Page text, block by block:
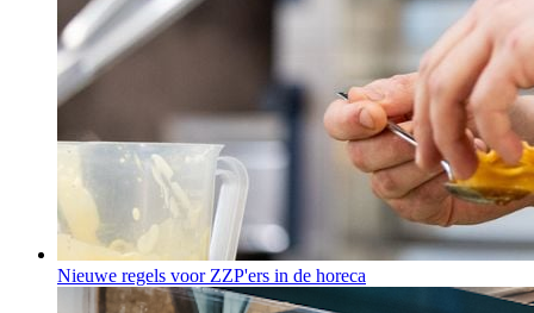
Nieuwe regels voor ZZP'ers in de horeca